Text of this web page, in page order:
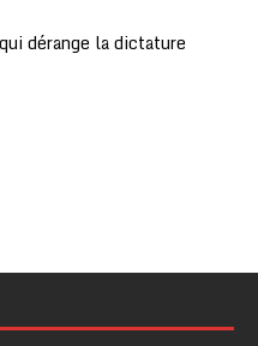
dérange la dictature